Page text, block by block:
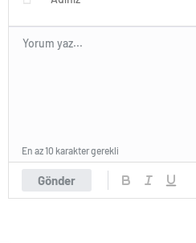
Gönder
En az 10 karakter gerekli